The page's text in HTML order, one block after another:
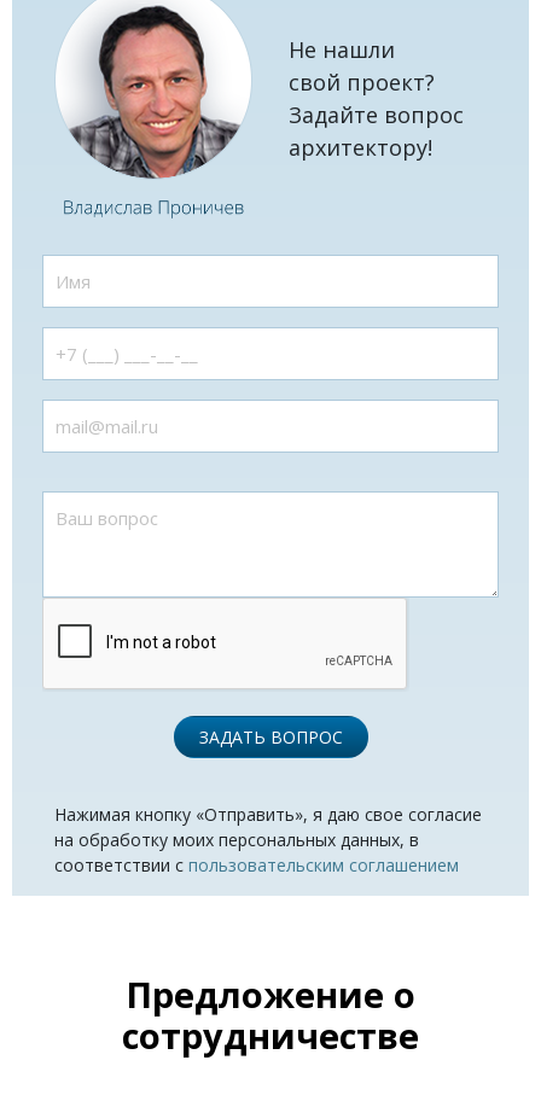
Не нашли
свой проект?
Задайте вопрос
архитектору!
ЗАДАТЬ ВОПРОС
Нажимая кнопку «Отправить», я даю свое согласие
на обработку моих персональных данных, в
соответствии с пользовательским соглашением
Предложение о
сотрудничестве